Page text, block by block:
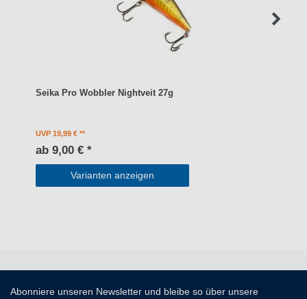
Seika Pro Wobbler Nightveit 27g
UVP 19,99 €
ab 9,00 € *
Varianten anzeigen
Abonniere unseren Newsletter und bleibe so über unsere